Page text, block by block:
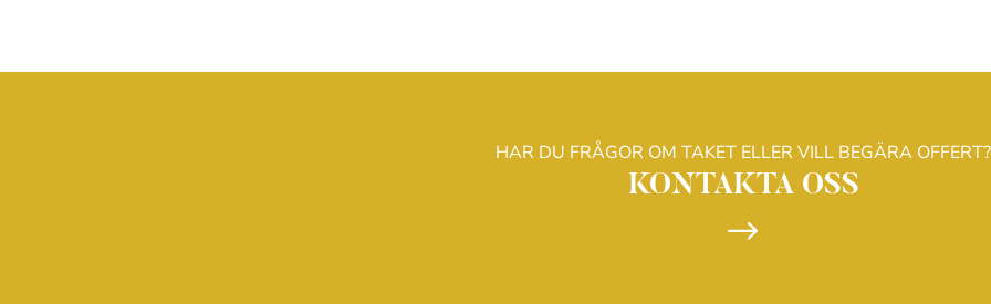
HAR DU FRÅGOR OM TAKET ELLER VILL BEGÄRA OFFERT?
KONTAKTA OSS
$